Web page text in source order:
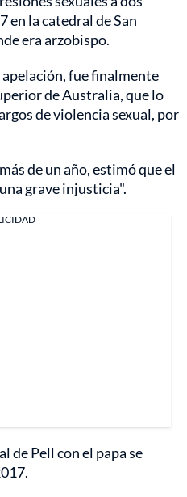
en la catedral de San
era arzobispo.
fue finalmente
de Australia, que lo
de violencia sexual, por
de un año, estimó que el
grave injusticia".
de Pell con el papa se